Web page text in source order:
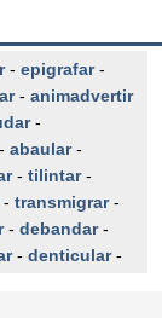
- epigrafar-
- animadvertir
-
abaular-
- tilintar-
- transmigrar-
- debandar-
- denticular-